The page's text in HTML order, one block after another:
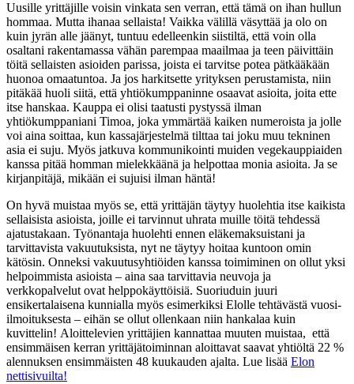
Uusille yrittäjille voisin vinkata sen verran, että tämä on ihan hullun
hommaa. Mutta ihanaa sellaista! Vaikka välillä väsyttää ja olo on
kuin jyrän alle jäänyt, tuntuu edelleenkin siistiltä, että voin olla
osaltani rakentamassa vähän parempaa maailmaa ja teen päivittäin
töitä sellaisten asioiden parissa, joista ei tarvitse potea pätkääkään
huonoa omaatuntoa. Ja jos harkitsette yrityksen perustamista, niin
pitäkää huoli siitä, että yhtiökumppaninne osaavat asioita, joita ette
itse hanskaa. Kauppa ei olisi taatusti pystyssä ilman
yhtiökumppaniani Timoa, joka ymmärtää kaiken numeroista ja jolle
voi aina soittaa, kun kassajärjestelmä tilttaa tai joku muu tekninen
asia ei suju. Myös jatkuva kommunikointi muiden vegekauppiaiden
kanssa pitää homman mielekkäänä ja helpottaa monia asioita. Ja se
kirjanpitäjä, mikään ei sujuisi ilman häntä!
On hyvä muistaa myös se, että yrittäjän täytyy huolehtia itse kaikista
sellaisista asioista, joille ei tarvinnut uhrata muille töitä tehdessä
ajatustakaan. Työnantaja huolehti ennen eläkemaksuistani ja
tarvittavista vakuutuksista, nyt ne täytyy hoitaa kuntoon omin
kätösin. Onneksi vakuutusyhtiöiden kanssa toimiminen on ollut yksi
helpoimmista asioista – aina saa tarvittavia neuvoja ja
verkkopalvelut ovat helppokäyttöisiä. Suoriuduin juuri
ensikertalaisena kunnialla myös esimerkiksi Elolle tehtävästä vuosi-
ilmoituksesta – eihän se ollut ollenkaan niin hankalaa kuin
kuvittelin! Aloittelevien yrittäjien kannattaa muuten muistaa, että
ensimmäisen kerran yrittäjätoiminnan aloittavat saavat yhtiöltä 22 %
alennuksen ensimmäisten 48 kuukauden ajalta. Lue lisää Elon
nettisivuilta!